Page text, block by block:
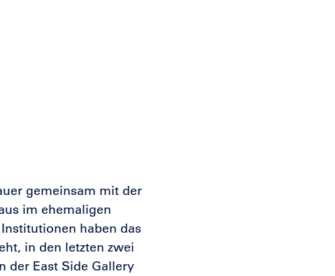
gemeinsam mit der
im ehemaligen
haben das
in den letzten zwei
der East Side Gallery